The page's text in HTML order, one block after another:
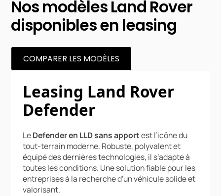
Nos modèles Land Rover
disponibles en leasing
COMPARER LES MODÈLES
Leasing Land Rover
Defender
LeDefender en LLD sans apportest l’icône du
tout-terrain moderne. Robuste, polyvalent et
équipé des dernières technologies, il s’adapte à
toutes les conditions. Une solution fiable pour les
entreprises à la recherche d’un véhicule solide et
valorisant.